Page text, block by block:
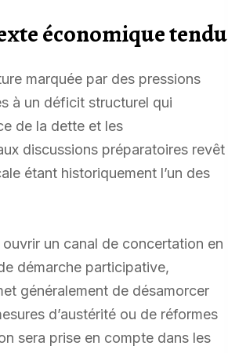
économique tendu
marquée par des pressions
à un déficit structurel qui
de la dette et les
discussions préparatoires revêt
étant historiquement l’un des
un canal de concertation en
démarche participative,
généralement de désamorcer
d’austérité ou de réformes
sera prise en compte dans les